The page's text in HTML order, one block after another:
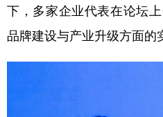
下，多家企业代表在论坛
品牌建设与产业升级方面的